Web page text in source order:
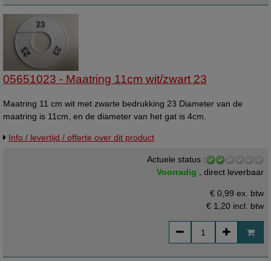
05651023 - Maatring 11cm wit/zwart 23
Maatring 11 cm wit met zwarte bedrukking 23 Diameter van de
maatring is 11cm, en de diameter van het gat is 4cm.
Info / levertijd / offerte over dit product
Actuele status :
Voorradig ,direct leverbaar
€ 0,99 ex. btw
€ 1,20 incl. btw